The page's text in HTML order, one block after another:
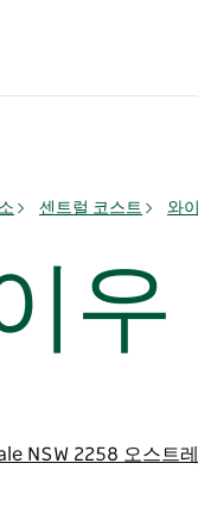
센트럴 코스트 와
NSW 2258 오스트